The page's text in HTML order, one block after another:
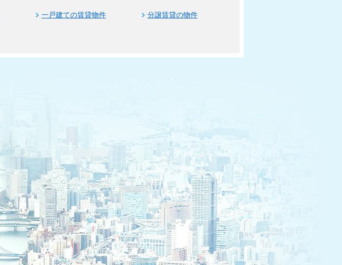
一戸建ての賃貸物件
分譲賃貸の物件